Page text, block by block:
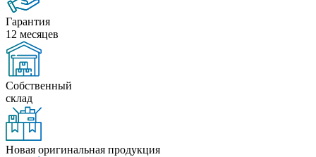
Гарантия
12 месяцев
Собственный
склад
Новая оригинальная продукция